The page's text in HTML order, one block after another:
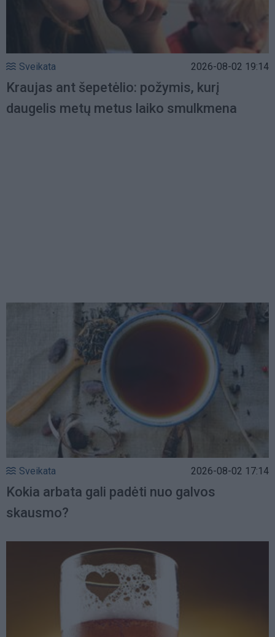
Sveikata 2026-08-02 19:14
Kraujas ant šepetėlio: požymis, kurį
daugelis metų metus laiko smulkmena
Sveikata 2026-08-02 17:14
Kokia arbata gali padėti nuo galvos
skausmo?